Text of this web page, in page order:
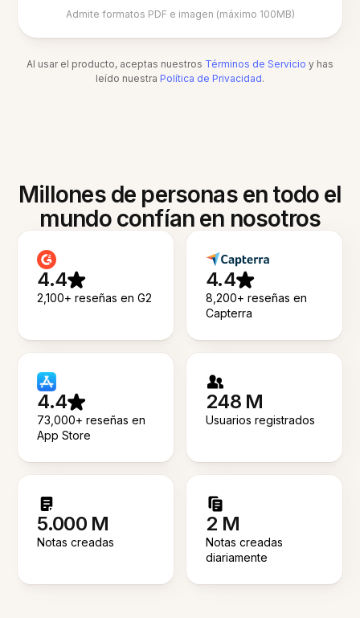
Admite formatos PDF e imagen (máximo 100MB)
Al usar el producto, aceptas nuestros Términos de Servicio y has
leído nuestra Política de Privacidad.
Millones de personas en todo el
mundo confían en nosotros
4.4
2,100+ reseñas en G2
4.4
8,200+ reseñas en
Capterra
4.4
73,000+ reseñas en
App Store
248 M
Usuarios registrados
5.000 M
Notas creadas
2 M
Notas creadas
diariamente